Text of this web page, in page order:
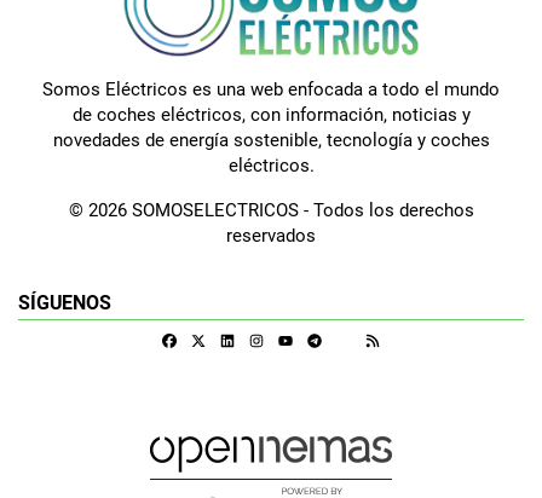
Somos Eléctricos es una web enfocada a todo el mundo
de coches eléctricos, con información, noticias y
novedades de energía sostenible, tecnología y coches
eléctricos.
© 2026 SOMOSELECTRICOS - Todos los derechos
reservados
SÍGUENOS
FacebookLinkedinInstagramTelegram
Google Discover